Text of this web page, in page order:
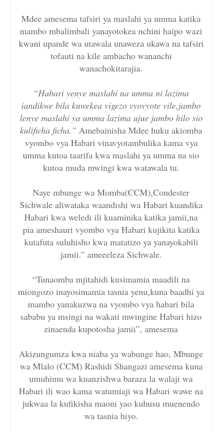
Mdee amesema tafsiri ya maslahi ya umma katika
mambo mbalimbali yanayotokea nchini haipo wazi
kwani upande wa utawala unaweza ukawa na tafsiri
tofauti na kile ambacho wananchi
wanachokitarajia.
“Habari yenye maslahi na umma ni lazima
iandikwe bila kuwekea vigezo vyovyote vile,jambo
lenye maslahi ya umma lazima ujue jambo hilo sio
kulificha ficha.” Amebainisha Mdee huku akiomba
vyombo vya Habari vinavyotambulika kama vya
umma kutoa taarifa kwa maslahi ya umma na sio
kutoa muda mwingi kwa watawala tu.
Naye mbunge wa Momba(CCM),Condester
Sichwale aliwataka waandishi wa Habari kuandika
Habari kwa weledi ili kuaminika katika jamii,na
pia ameshauri vyombo vya Habari kujikita katika
kutafuta suluhisho kwa matatizo ya yanayokabili
jamii.” ameeeleza Sichwale.
“Tunaomba mjitahidi kusimamia maadili na
miongozo inayosimamia tasnia yenu,kuna baadhi ya
mambo yanakuzwa na vyombo vya habari bila
sababu ya msingi na wakati mwingine Habari hizo
zinaenda kupotosha jamii”, amesema
Akizungumza kwa niaba ya wabunge hao, Mbunge
wa Mlalo (CCM) Rashidi Shangazi amesema kuna
umuhimu wa kuanzishwa baraza la walaji wa
Habari ili wao kama watumiaji wa Habari wawe na
jukwaa la kufikisha maoni yao kuhusu muenendo
wa tasnia hiyo.